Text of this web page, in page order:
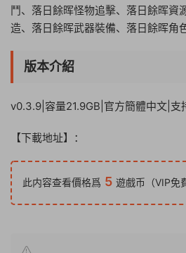
鬥、落日餘晖怪物追擊、落日餘晖資
造、落日餘晖武器裝備、落日餘晖角
版本介紹
v0.3.9|容量21.9GB|官方簡體中文|支
【下載地址】：
此内容查看價格爲 5 遊戲币（VIP免